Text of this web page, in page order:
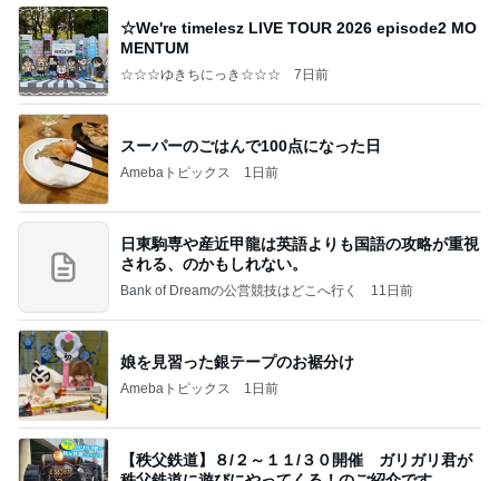
☆We're timelesz LIVE TOUR 2026 episode2 MO
MENTUM
☆☆☆ゆきちにっき☆☆☆ 7日前
スーパーのごはんで100点になった日
Amebaトピックス 1日前
日東駒専や産近甲龍は英語よりも国語の攻略が重視
される、のかもしれない。
Bank of Dreamの公営競技はどこへ行く 11日前
娘を見習った銀テープのお裾分け
Amebaトピックス 1日前
【秩父鉄道】８/２～１１/３０開催 ガリガリ君が